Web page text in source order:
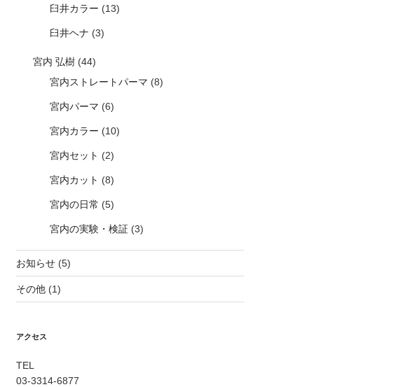
臼井カラー (13)
臼井ヘナ (3)
宮内 弘樹(44)
宮内ストレートパーマ (8)
宮内パーマ (6)
宮内カラー (10)
宮内セット (2)
宮内カット (8)
宮内の日常 (5)
宮内の実験・検証(3)
お知らせ(5)
その他(1)
アクセス
TEL
03-3314-6877